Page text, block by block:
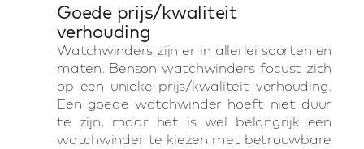
Goede prijs/kwaliteit
verhouding
Watchwinders zijn er in allerlei soorten en
maten. Benson watchwinders focust zich
op een unieke prijs/kwaliteit verhouding.
Een goede watchwinder hoeft niet duur
te zijn, maar het is wel belangrijk een
watchwinder te kiezen met betrouwbare